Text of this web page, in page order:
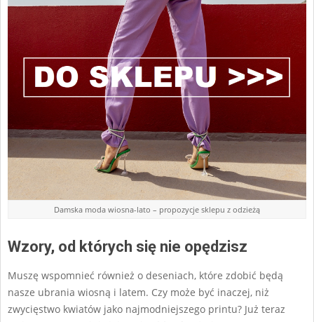
Damska moda wiosna-lato – propozycje sklepu z odzieżą
Wzory, od których się nie opędzisz
Muszę wspomnieć również o deseniach, które zdobić będą
nasze ubrania wiosną i latem. Czy może być inaczej, niż
zwycięstwo kwiatów jako najmodniejszego printu? Już teraz